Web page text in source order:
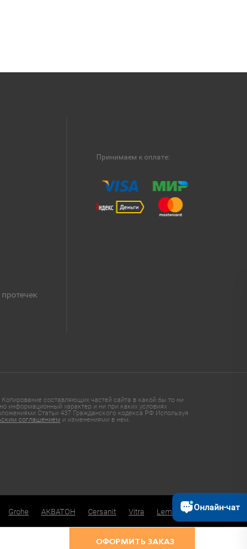
Принимаем к оплате:
составляющих частей сайта в какой бы то ни
информационный характер и ни при каких условиях
Статьи 437 Гражданского кодекса РФ Используя
соглашением и изменениями в нем.
Grohe АКВАТОН Cersanit Vitra Lemark
ОФОРМИТЬ ЗАКАЗ
Онлайн-чат